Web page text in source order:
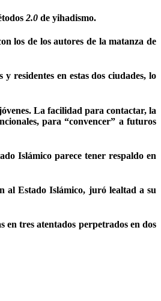
2.0 de yihadismo.
los de los autores de la matanza de
residentes en estas dos ciudades, lo
La facilidad para contactar, la
para “convencer” a futuros
Islámico parece tener respaldo en
al Estado Islámico, juró lealtad a su
en tres atentados perpetrados en dos